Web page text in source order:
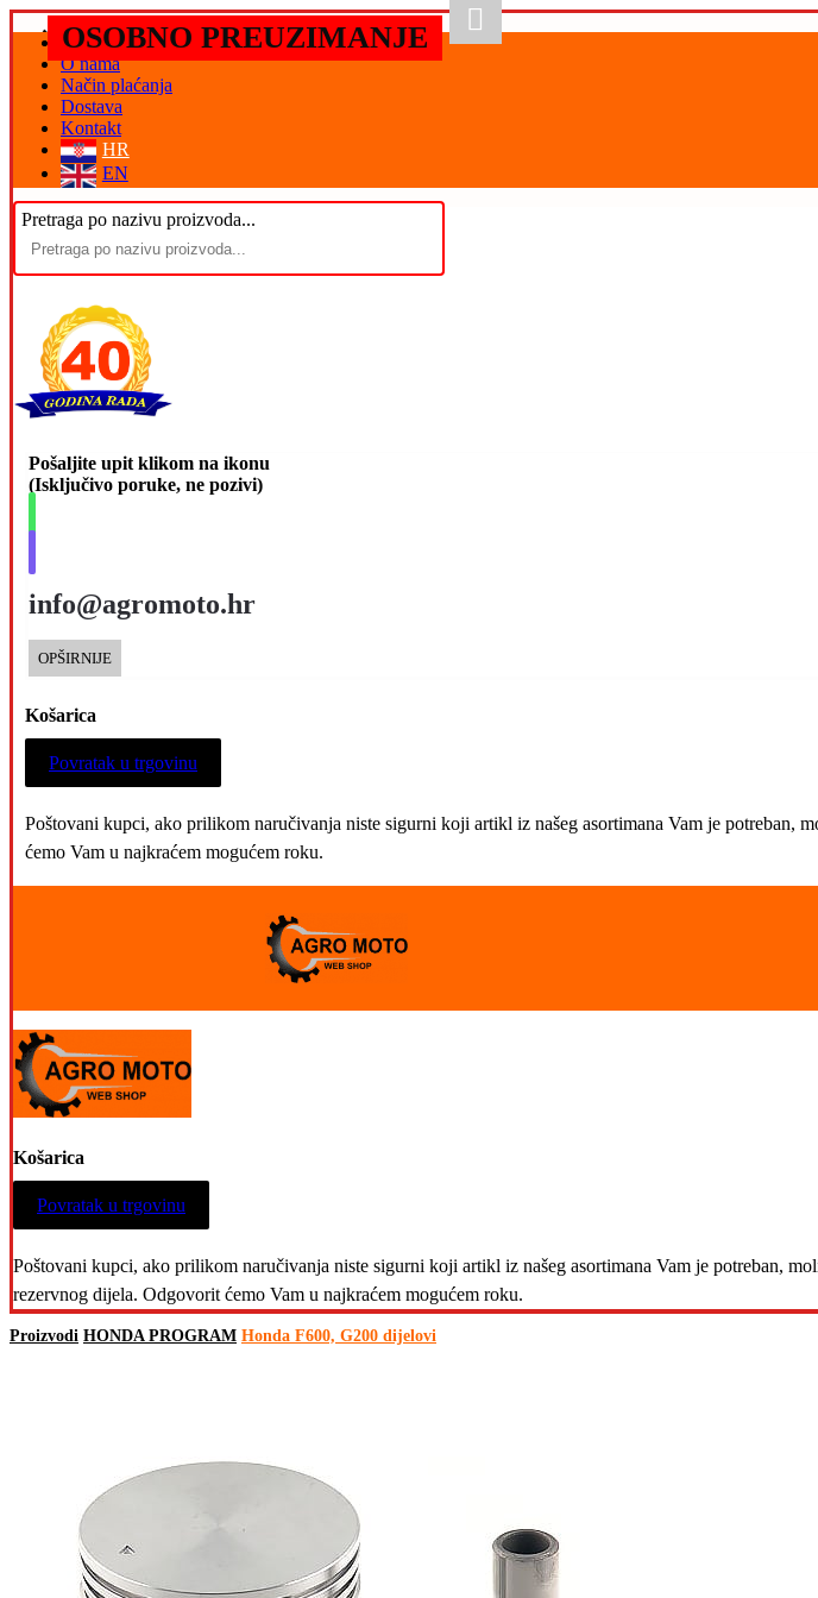
Početna
O nama
Način plaćanja
Dostava
Kontakt
HR
EN
Pretraga po nazivu proizvoda...
Pošaljite upit klikom na ikonu
(Isključivo poruke, ne pozivi)
info@agromoto.hr
OPŠIRNIJE
OSOBNO PREUZIMANJE
Košarica
Povratak u trgovinu
Poštovani kupci, ako prilikom naručivanja niste sigurni koji artikl iz našeg asortimana Vam je potreban,
ćemo Vam u najkraćem mogućem roku.
Košarica
Povratak u trgovinu
Poštovani kupci, ako prilikom naručivanja niste sigurni koji artikl iz našeg asortimana Vam je potreban,
rezervnog dijela. Odgovorit ćemo Vam u najkraćem mogućem roku.
Proizvodi HONDA PROGRAM Honda F600, G200 dijelovi